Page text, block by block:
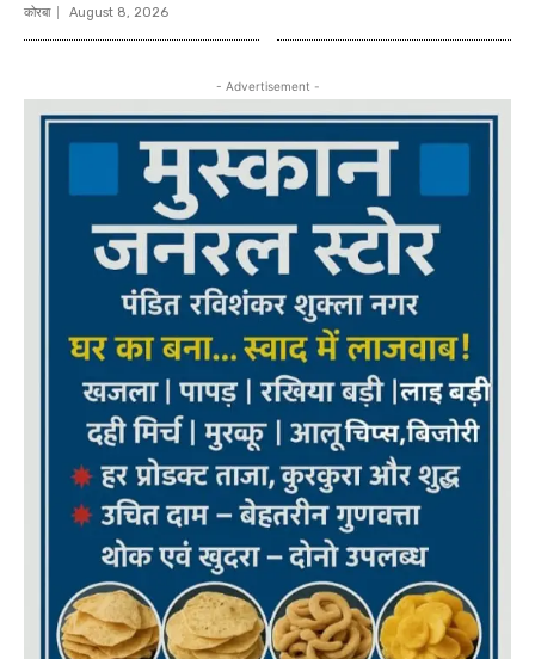
कोरबा August 8, 2026
- Advertisement -